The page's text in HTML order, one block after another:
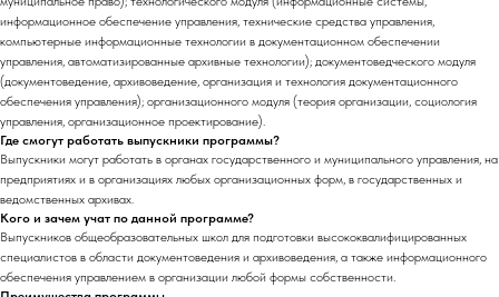
информационное обеспечение управления, технические средства управления,
компьютерные информационные технологии в документационном обеспечении
управления, автоматизированные архивные технологии); документоведческого модуля
(документоведение, архивоведение, организация и технология документационного
обеспечения управления); организационного модуля (теория организации, социология
управления, организационное проектирование).
Где смогут работать выпускники программы?
Выпускники могут работать в органах государственного и муниципального управления, на
предприятиях и в организациях любых организационных форм, в государственных и
ведомственных архивах.
Кого и зачем учат по данной программе?
Выпускников общеобразовательных школ для подготовки высококвалифицированных
специалистов в области документоведения и архивоведения, а также информационного
обеспечения управлением в организации любой формы собственности.